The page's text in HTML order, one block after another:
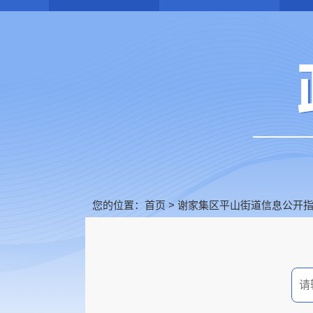
您的位置： 首页 > 谢家集区平山街道信息公开